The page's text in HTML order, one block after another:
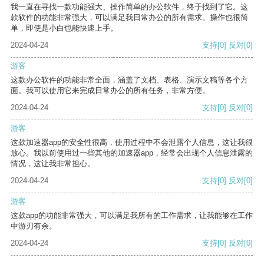
我一直在寻找一款功能强大、操作简单的办公软件，终于找到了它。这
款软件的功能非常强大，可以满足我日常办公的所有需求。操作也很简
单，即使是小白也能快速上手。
2024-04-24
支持[0] 反对[0]
游客
这款办公软件的功能非常全面，涵盖了文档、表格、演示文稿等各个方
面。我可以使用它来完成日常办公的所有任务，非常方便。
2024-04-24
支持[0] 反对[0]
游客
这款加速器app的安全性很高，使用过程中不会泄露个人信息，这让我很
放心。我以前使用过一些其他的加速器app，经常会出现个人信息泄露的
情况，这让我非常担心。
2024-04-24
支持[0] 反对[0]
游客
这款app的功能非常强大，可以满足我所有的工作需求，让我能够在工作
中游刃有余。
2024-04-24
支持[0] 反对[0]